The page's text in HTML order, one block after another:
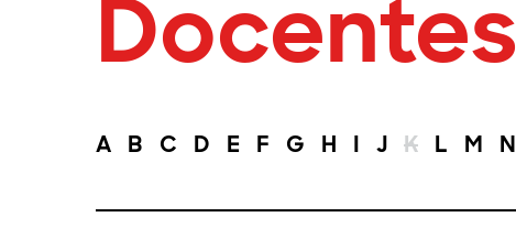
Docentes
A B C D E F G H I J K L M N